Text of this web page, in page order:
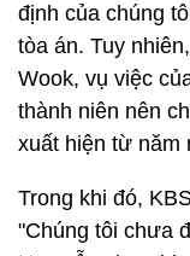
định của chúng
tòa án. Tuy
Wook, vụ việc
thành niên nên
xuất hiện từ năm
Trong khi đó,
"Chúng tôi chưa